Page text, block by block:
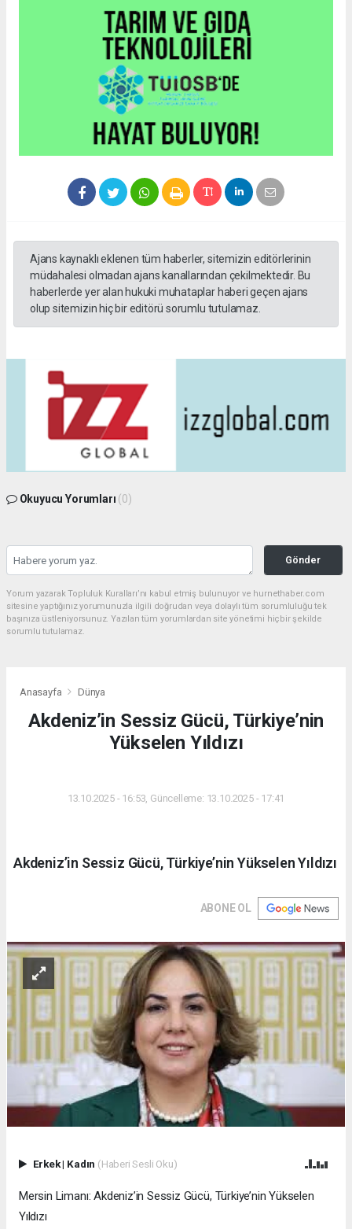
Ajans kaynaklı eklenen tüm haberler, sitemizin editörlerinin
müdahalesi olmadan ajans kanallarından çekilmektedir. Bu
haberlerde yer alan hukuki muhataplar haberi geçen ajans
olup sitemizin hiç bir editörü sorumlu tutulamaz.
Okuyucu Yorumları (0)
Gönder
Yorum yazarak Topluluk Kuralları’nı kabul etmiş bulunuyor ve hurnethaber.com
sitesine yaptığınız yorumunuzla ilgili doğrudan veya dolaylı tüm sorumluluğu tek
başınıza üstleniyorsunuz. Yazılan tüm yorumlardan site yönetimi hiçbir şekilde
sorumlu tutulamaz.
Anasayfa Dünya
Akdeniz’in Sessiz Gücü, Türkiye’nin
Yükselen Yıldızı
13.10.2025 - 16:53, Güncelleme: 13.10.2025 - 17:41
Akdeniz’in Sessiz Gücü, Türkiye’nin Yükselen Yıldızı
ABONE OL
Erkek| Kadın (Haberi Sesli Oku)
Mersin Limanı: Akdeniz’in Sessiz Gücü, Türkiye’nin Yükselen
Yıldızı